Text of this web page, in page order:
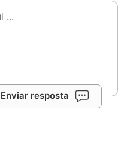
Enviar resposta